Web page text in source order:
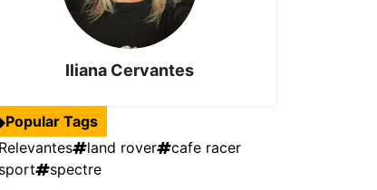
Iliana Cervantes
Popular Tags
Relevantes
land rover
cafe racer
sport
spectre